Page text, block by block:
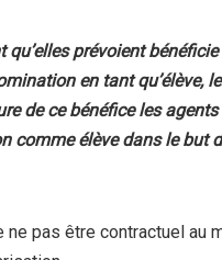
prévoient
en tantqu’élève,
de ce bénéfice les
commeélèvedans le but
pas être contractuel au